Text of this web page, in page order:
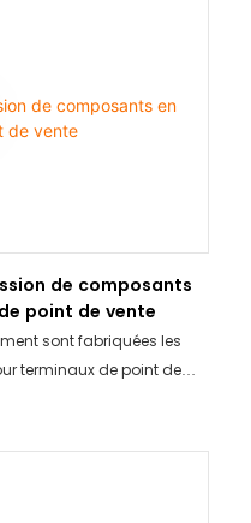
de composants
point de vente
sont fabriquées les
terminaux de point de